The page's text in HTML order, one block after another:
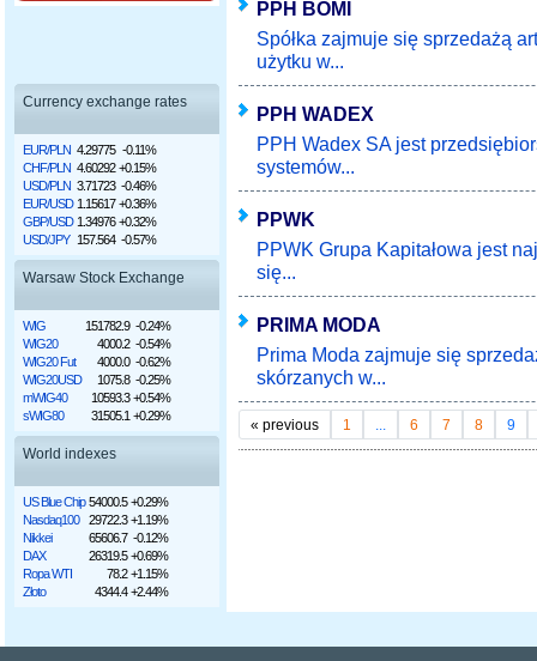
Currency exchange rates
EUR/PLN 4.29775 -0.11%
CHF/PLN 4.60292 +0.15%
USD/PLN 3.71723 -0.46%
EUR/USD 1.15617 +0.36%
GBP/USD 1.34976 +0.32%
USD/JPY 157.564 -0.57%
Warsaw Stock Exchange
WIG 151782.9 -0.24%
WIG20
4000.2 -0.54%
WIG20 Fut
4000.0 -0.62%
WIG20USD
1075.8 -0.25%
mWIG40
10593.3 +0.54%
sWIG80
31505.1 +0.29%
World indexes
US Blue Chip 54000.5 +0.29%
Nasdaq100
29722.3 +1.19%
Nikkei
65606.7 -0.12%
DAX
26319.5 +0.69%
Ropa WTI
78.2 +1.15%
Złoto
4344.4 +2.44%
PPH BOMI
Spółka zajmuje się sprzedażą
użytku w...
PPH WADEX
PPH Wadex SA jest
systemów...
PPWK
PPWK Grupa Kapitałowa jest
się...
PRIMA MODA
Prima Moda zajmuje się
skórzanych w...
« previous 1 6 7 8 9